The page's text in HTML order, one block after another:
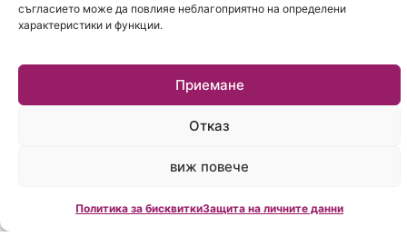
съгласието може да повлияе неблагоприятно на определени
характеристики и функции.
Приемане
Отказ
виж повече
Политика за бисквиткиЗащита на личните данни